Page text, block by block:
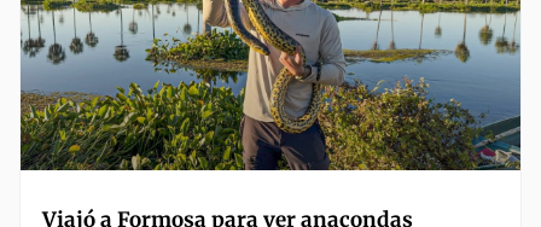
Viajó a Formosa para ver anacondas